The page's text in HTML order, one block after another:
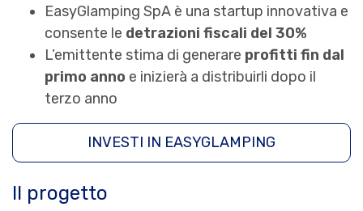
EasyGlamping SpA è una startup innovativa e
consente le detrazioni fiscali del 30%
L’emittente stima di generare profitti fin dal
primo anno e inizierà a distribuirli dopo il
terzo anno
INVESTI IN EASYGLAMPING
Il progetto